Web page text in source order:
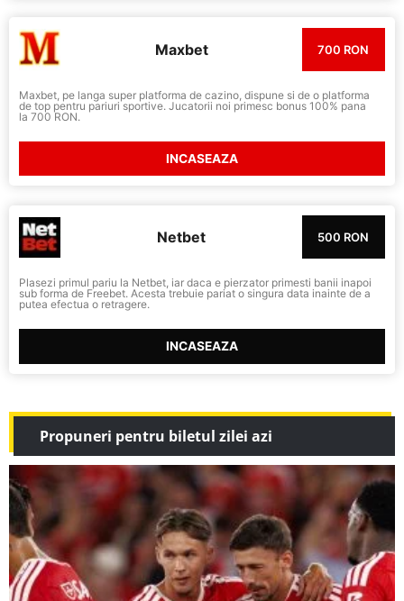
Maxbet 700 RON
Maxbet, pe langa super platforma de cazino, dispune si de o platforma
de top pentru pariuri sportive. Jucatorii noi primesc bonus 100% pana
la 700 RON.
INCASEAZA
Netbet 500 RON
Plasezi primul pariu la Netbet, iar daca e pierzator primesti banii inapoi
sub forma de Freebet. Acesta trebuie pariat o singura data inainte de a
putea efectua o retragere.
INCASEAZA
Propuneri pentru biletul zilei azi